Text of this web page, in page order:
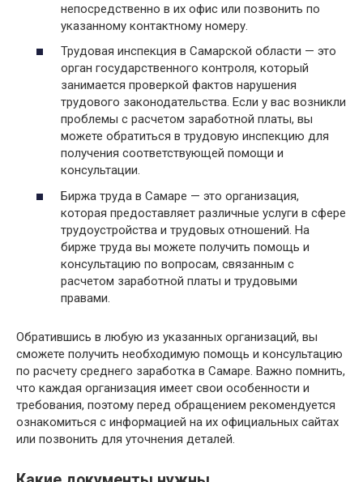
непосредственно в их офис или позвонить по
указанному контактному номеру.
Трудовая инспекция в Самарской области — это
орган государственного контроля, который
занимается проверкой фактов нарушения
трудового законодательства. Если у вас возникли
проблемы с расчетом заработной платы, вы
можете обратиться в трудовую инспекцию для
получения соответствующей помощи и
консультации.
Биржа труда в Самаре — это организация,
которая предоставляет различные услуги в сфере
трудоустройства и трудовых отношений. На
бирже труда вы можете получить помощь и
консультацию по вопросам, связанным с
расчетом заработной платы и трудовыми
правами.
Обратившись в любую из указанных организаций, вы
сможете получить необходимую помощь и консультацию
по расчету среднего заработка в Самаре. Важно помнить,
что каждая организация имеет свои особенности и
требования, поэтому перед обращением рекомендуется
ознакомиться с информацией на их официальных сайтах
или позвонить для уточнения деталей.